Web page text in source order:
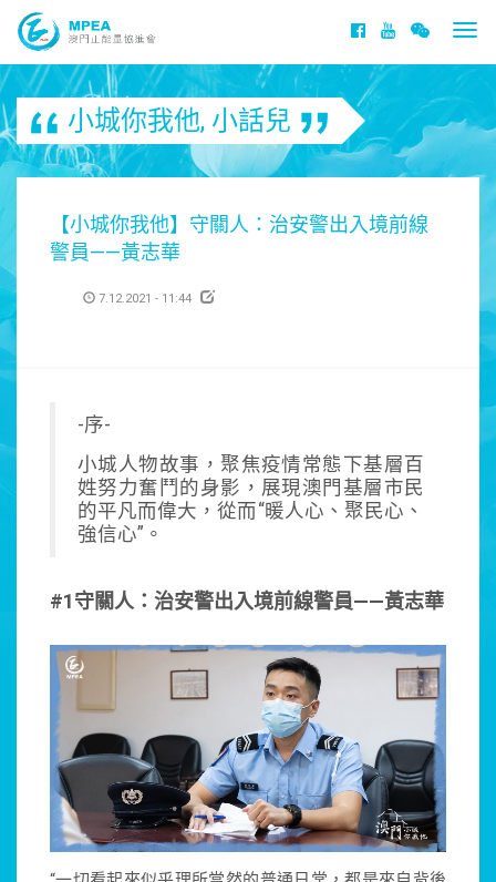
小城你我他, 小話兒
【小城你我他】守關人：治安警出入境前線
警員——黃志華
7.12.2021 - 11:44
-序-
小城人物故事，聚焦疫情常態下基層百
姓努力奮鬥的身影，展現澳門基層市民
的平凡而偉大，從而“暖人心、聚民心、
強信心”。
#1守關人：治安警出入境前線警員——黃志華